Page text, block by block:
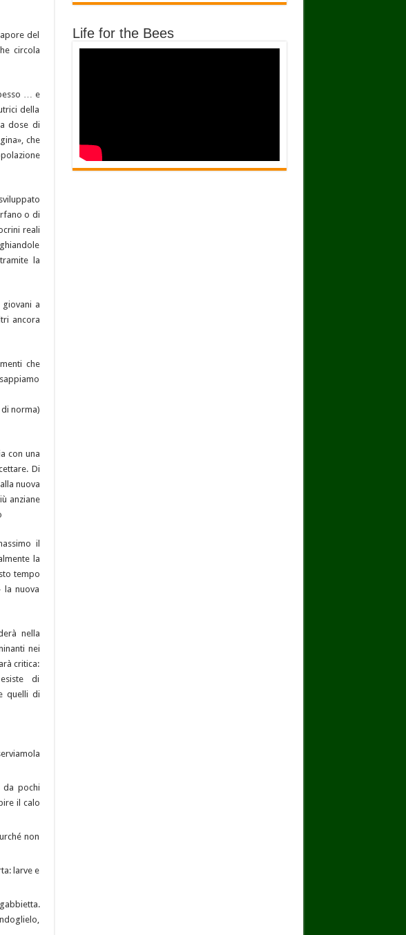
del
circola
… e
della
dose di
che
o di
reali
la
a
ancora
che
norma)
con una
Di
nuova
anziane
il
la
tempo
la nuova
nella
nei
critica:
esiste di
quelli di
da pochi
il calo
non
larve e
Life for the Bees